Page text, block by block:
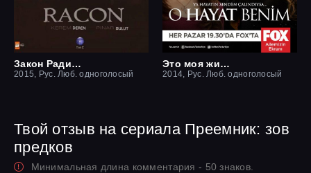
Закон Ради семьи / Ракон
2015, Рус. Люб. одноголосый
Это моя жизнь
2014, Рус. Люб. одноголосый
Твой отзыв на сериала Преемник: зов
предков
Минимальная длина комментария - 50 знаков.